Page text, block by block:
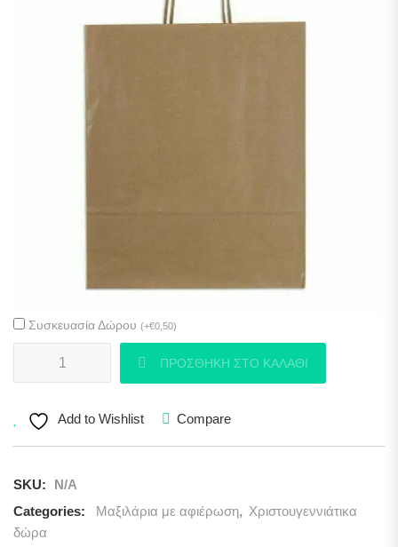
Συσκευασία Δώρου (+€0,50)
ΠΡΟΣΘΉΚΗ ΣΤΟ ΚΑΛΆΘΙ
Add to Wishlist Compare
SKU:
N/A
Categories:
Μαξιλάρια με αφιέρωση, Χριστουγεννιάτικα
δώρα